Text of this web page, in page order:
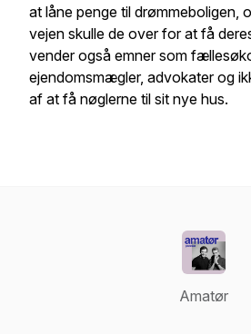
at låne penge til drømmeboligen,
vejen skulle de over for at få
vender også emner som
ejendomsmægler, advokater og
af at få nøglerne til sit nye hus.
Amatør